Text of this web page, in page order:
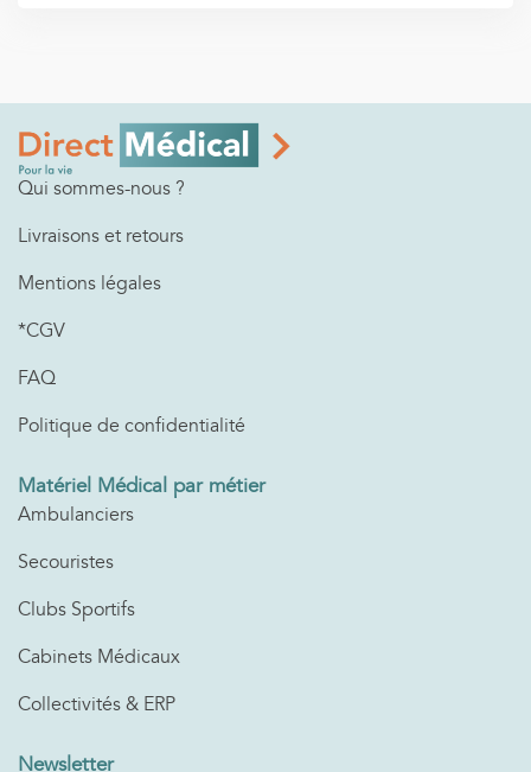
Qui sommes-nous ?
Livraisons et retours
Mentions légales
*CGV
FAQ
Politique de confidentialité
Matériel Médical par métier
Ambulanciers
Secouristes
Clubs Sportifs
Cabinets Médicaux
Collectivités & ERP
Newsletter